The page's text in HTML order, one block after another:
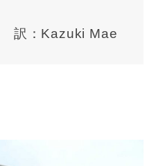
訳：Kazuki Mae